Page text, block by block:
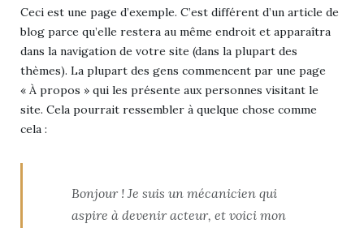
Ceci est une page d’exemple. C’est différent d’un article de
blog parce qu’elle restera au même endroit et apparaîtra
dans la navigation de votre site (dans la plupart des
thèmes). La plupart des gens commencent par une page
« À propos » qui les présente aux personnes visitant le
site. Cela pourrait ressembler à quelque chose comme
cela :
Bonjour ! Je suis un mécanicien qui
aspire à devenir acteur, et voici mon